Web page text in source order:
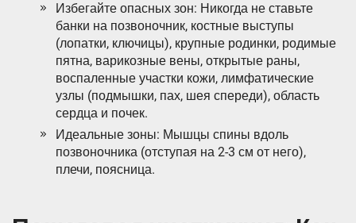
Избегайте опасных зон: Никогда не ставьте
банки на позвоночник, костные выступы
(лопатки, ключицы), крупные родинки, родимые
пятна, варикозные вены, открытые раны,
воспаленные участки кожи, лимфатические
узлы (подмышки, пах, шея спереди), область
сердца и почек.
Идеальные зоны: Мышцы спины вдоль
позвоночника (отступая на 2-3 см от него),
плечи, поясница.